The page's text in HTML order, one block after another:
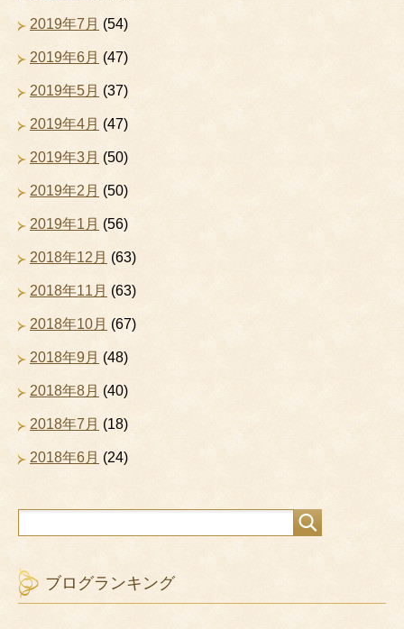
2019年7月 (54)
2019年6月 (47)
2019年5月 (37)
2019年4月 (47)
2019年3月 (50)
2019年2月 (50)
2019年1月 (56)
2018年12月 (63)
2018年11月 (63)
2018年10月 (67)
2018年9月 (48)
2018年8月 (40)
2018年7月 (18)
2018年6月 (24)
ブログランキング